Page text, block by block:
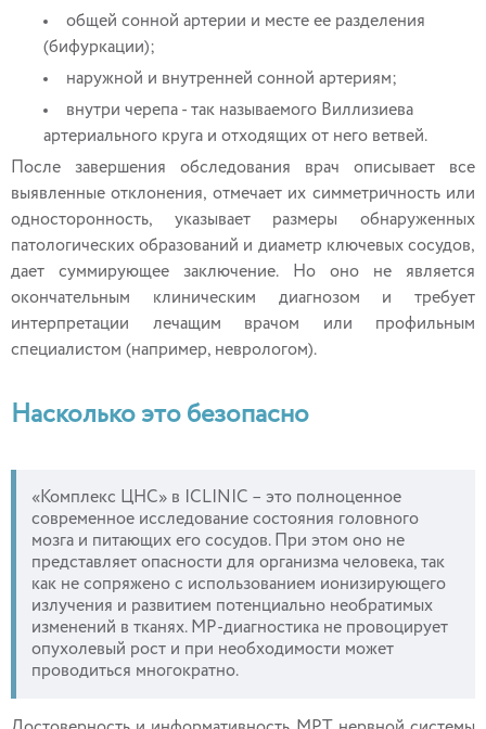
общей сонной артерии и месте ее разделения
(бифуркации);
наружной и внутренней сонной артериям;
внутри черепа - так называемого Виллизиева
артериального круга и отходящих от него ветвей.
После завершения обследования врач описывает все
выявленные отклонения, отмечает их симметричность или
односторонность, указывает размеры обнаруженных
патологических образований и диаметр ключевых сосудов,
дает суммирующее заключение. Но оно не является
окончательным клиническим диагнозом и требует
интерпретации лечащим врачом или профильным
специалистом (например, неврологом).
Насколько это безопасно
«Комплекс ЦНС» в ICLINIC – это полноценное
современное исследование состояния головного
мозга и питающих его сосудов. При этом оно не
представляет опасности для организма человека, так
как не сопряжено с использованием ионизирующего
излучения и развитием потенциально необратимых
изменений в тканях. МР-диагностика не провоцирует
опухолевый рост и при необходимости может
проводиться многократно.